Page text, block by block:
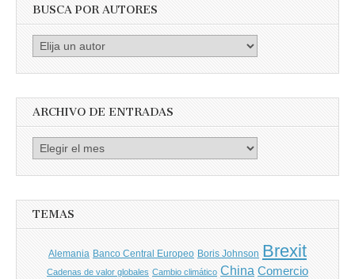
BUSCA POR AUTORES
Busca
ARCHIVO DE ENTRADAS
Archivo
TEMAS
Alemania Banco Central Europeo Boris Johnson Brexit
Cadenas de valor globales Cambio climático China Comercio